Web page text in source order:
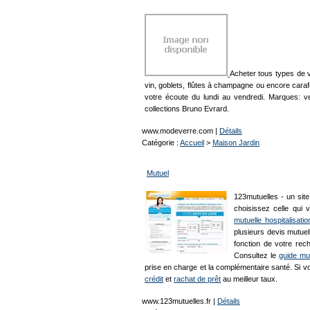
Acheter tous types de
vin, goblets, flûtes à champagne ou encore
votre écoute du lundi au vendredi. Marques:
collections Bruno Evrard.
www.modeverre.com | Détails
Catégorie : Accueil > Maison Jardin
Mutuel
123mutuelles - un
choisissez celle qui
mutuelle
plusieurs devis
fonction de votre
Consultez leguide
prise en charge et la complémentaire santé. Si
crédit et rachat de prêt au meilleur taux.
www.123mutuelles.fr | Détails